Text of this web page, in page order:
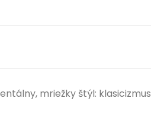
mriežky štýl: klasicizmus